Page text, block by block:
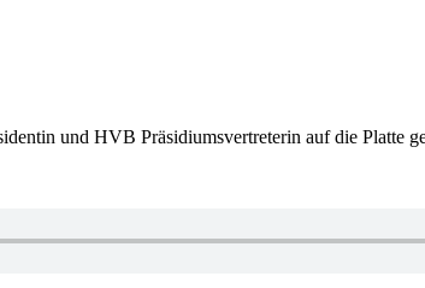
und HVB Präsidiumsvertreterin auf die Platte